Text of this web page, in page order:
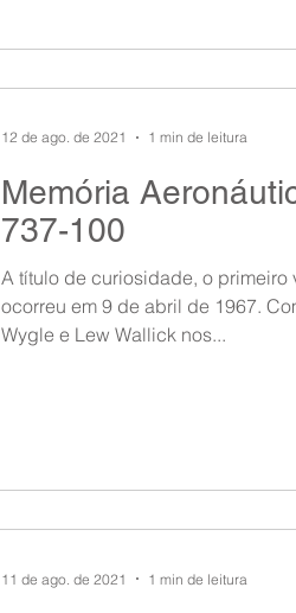
Memória
737-100
A título de curiosidade, o primeiro
ocorreu em 9 de abril de 1967.
Wygle e Lew Wallick nos...
12 de ago. de 2021 1 min de leitura
11 de ago. de 2021 1 min de leitura